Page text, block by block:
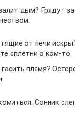
дым? Грядут
от печи
сплетни о ком-то.
пламя?
Сонник